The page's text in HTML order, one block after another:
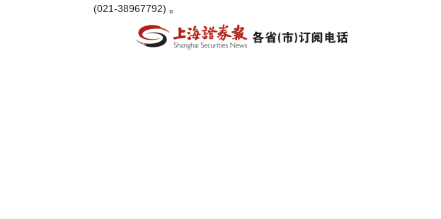
(021-38967792) 。